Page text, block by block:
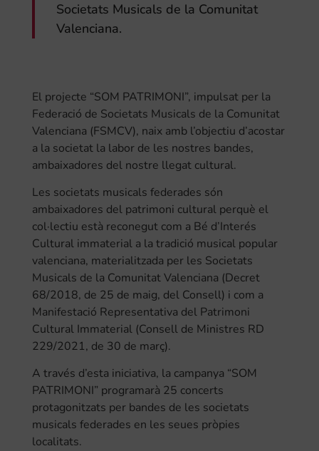
Societats Musicals de la Comunitat
Valenciana.
El projecte “SOM PATRIMONI”, impulsat per la
Federació de Societats Musicals de la Comunitat
Valenciana (FSMCV), naix amb l’objectiu d’acostar
a la societat la labor de les nostres bandes,
ambaixadores del nostre llegat cultural.
Les societats musicals federades són
ambaixadores del patrimoni cultural perquè el
col·lectiu està reconegut com a Bé d’Interés
Cultural immaterial a la tradició musical popular
valenciana, materialitzada per les Societats
Musicals de la Comunitat Valenciana (Decret
68/2018, de 25 de maig, del Consell) i com a
Manifestació Representativa del Patrimoni
Cultural Immaterial (Consell de Ministres RD
229/2021, de 30 de març).
A través d’esta iniciativa, la campanya “SOM
PATRIMONI” programarà 25 concerts
protagonitzats per bandes de les societats
musicals federades en les seues pròpies
localitats.